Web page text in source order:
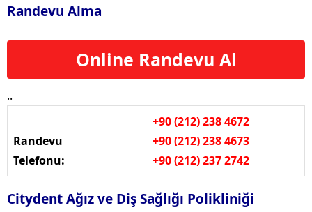
Randevu Alma
Online Randevu Al
..
Randevu
Telefonu:
+90 (212) 238 4672
+90 (212) 238 4673
+90 (212) 237 2742
Citydent Ağız ve Diş Sağlığı Polikliniği